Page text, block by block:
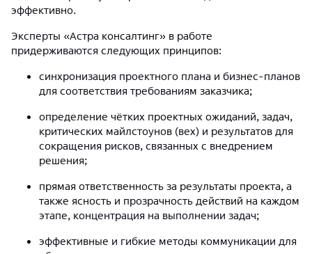
эффективно.
Эксперты «Астра консалтинг» в работе
придерживаются следующих принципов:
синхронизация проектного плана и бизнес-планов
для соответствия требованиям заказчика;
определение чётких проектных ожиданий, задач,
критических майлстоунов (вех) и результатов для
сокращения рисков, связанных с внедрением
решения;
прямая ответственность за результаты проекта, а
также ясность и прозрачность действий на каждом
этапе, концентрация на выполнении задач;
эффективные и гибкие методы коммуникации для